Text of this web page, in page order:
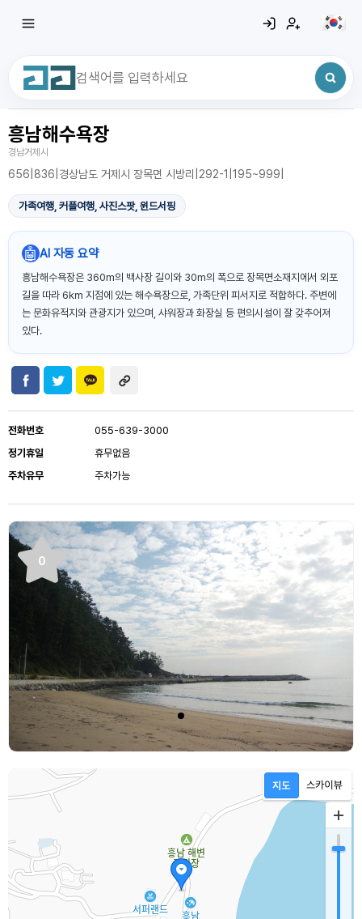
최근 검색어
흥남해수욕장
경남거제시
656|836|경상남도 거제시 장목면 시방리|292-1|195~999|
가족여행, 커플여행, 사진스팟, 윈드서핑
🤖AI 자동 요약
흥남해수욕장은 360m의 백사장 길이와 30m의 폭으로 장목면소재지에서 외포
길을 따라 6㎞ 지점에 있는 해수욕장으로, 가족단위 피서지로 적합하다. 주변에
는 문화유적지와 관광지가 있으며, 샤워장과 화장실 등 편의시설이 잘 갖추어져
있다.
전화번호
055-639-3000
정기휴일
휴무없음
주차유무
주차가능
0